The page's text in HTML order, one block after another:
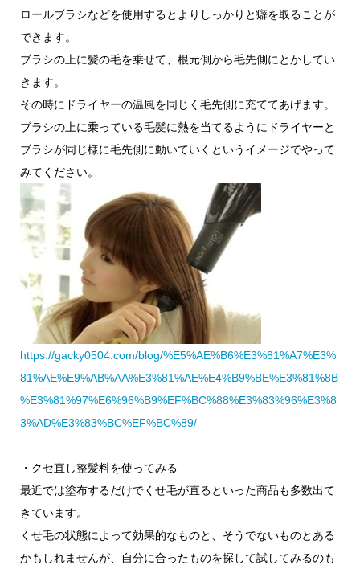
ロールブラシなどを使用するとよりしっかりと癖を取ることが
できます。
ブラシの上に髪の毛を乗せて、根元側から毛先側にとかしてい
きます。
その時にドライヤーの温風を同じく毛先側に充ててあげます。
ブラシの上に乗っている毛髪に熱を当てるようにドライヤーと
ブラシが同じ様に毛先側に動いていくというイメージでやって
みてください。
https://gacky0504.com/blog/%E5%AE%B6%E3%81%A7%E3%
81%AE%E9%AB%AA%E3%81%AE%E4%B9%BE%E3%81%8B
%E3%81%97%E6%96%B9%EF%BC%88%E3%83%96%E3%8
3%AD%E3%83%BC%EF%BC%89/
・クセ直し整髪料を使ってみる
最近では塗布するだけでくせ毛が直るといった商品も多数出て
きています。
くせ毛の状態によって効果的なものと、そうでないものとある
かもしれませんが、自分に合ったものを探して試してみるのも